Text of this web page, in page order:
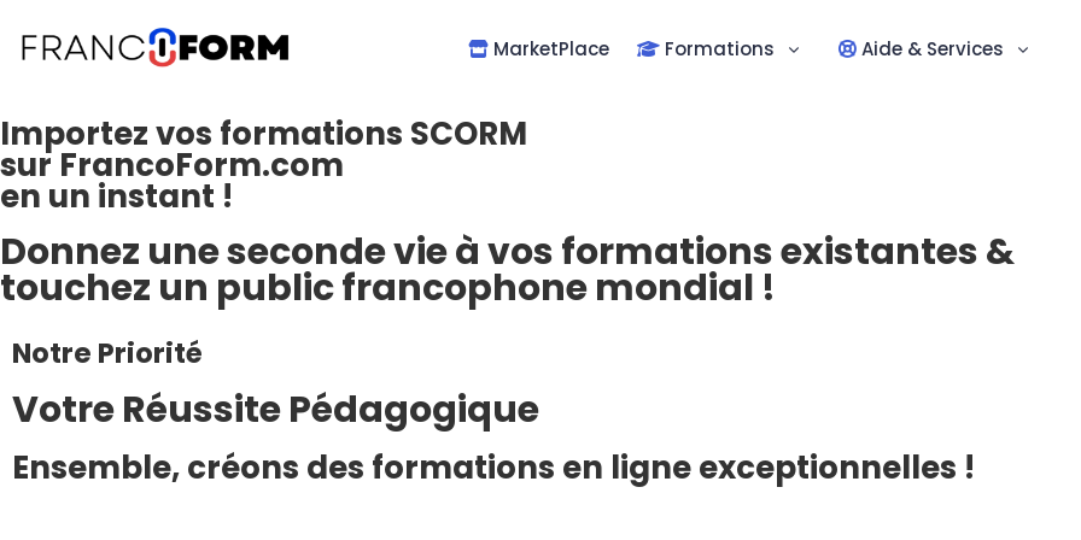
MarketPlace Formations Aide & Services
Importez vos formations SCORM
sur FrancoForm.com
en un instant !
Donnez une seconde vie à vos formations existantes &
touchez un public francophone mondial !
Notre Priorité
Votre Réussite Pédagogique
Ensemble, créons des formations en ligne exceptionnelles !